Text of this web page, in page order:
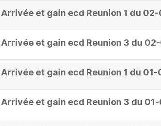
Arrivée et gain ecd Reunion 1 du
Arrivée et gain ecd Reunion 3 du
Arrivée et gain ecd Reunion 1 du
Arrivée et gain ecd Reunion 3 du